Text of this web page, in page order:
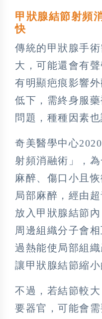
甲狀腺結節射頻
快
傳統的甲狀腺手
大，可能還會有
有明顯疤痕影響
低下，需終身服
問題，種種因素也
奇美醫學中心
射頻消融術」，
麻醉、傷口小且
局部麻醉，經由
放入甲狀腺結節
周邊組織分子會
過熱能使局部組
讓甲狀腺結節縮小
不過，若結節較
要器官，可能會